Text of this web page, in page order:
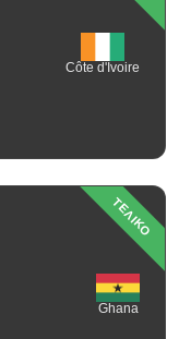
Côte d'Ivoire
ΤΕΛΙΚΟ
Ghana